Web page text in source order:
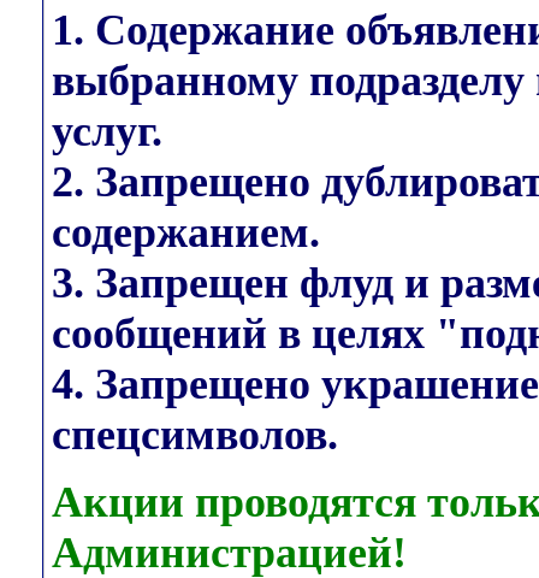
1. Содержание
выбранному
услуг.
2. Запрещено
содержанием.
3. Запрещен флуд и
сообщений в целях
4. Запрещено
спецсимволов.
Акции проводятся
Администрацией!